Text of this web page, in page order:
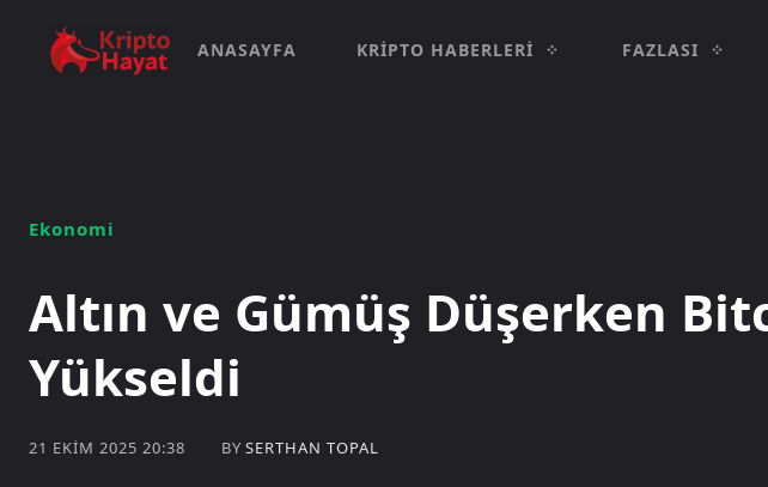
ANASAYFA KRIPTO HABERLERI FAZLASI
Ekonomi
Altın ve Gümüş Düşerken
Yükseldi
21 EKIM 2025 20:38 BY SERTHAN TOPAL